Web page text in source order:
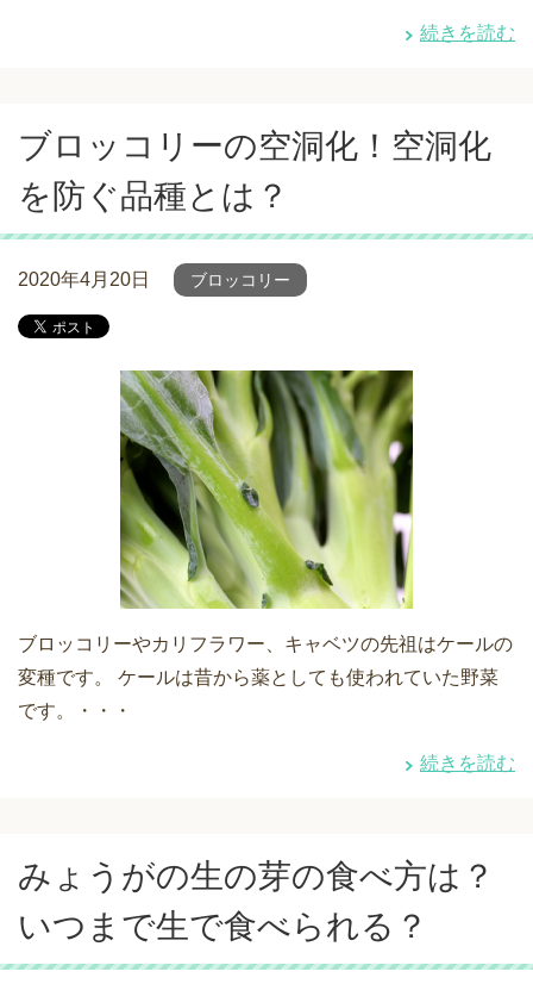
続きを読む
ブロッコリーの空洞化！空洞化
を防ぐ品種とは？
2020年4月20日 ブロッコリー
ブロッコリーやカリフラワー、キャベツの先祖はケールの
変種です。 ケールは昔から薬としても使われていた野菜
です。・・・
続きを読む
みょうがの生の芽の食べ方は？
いつまで生で食べられる？